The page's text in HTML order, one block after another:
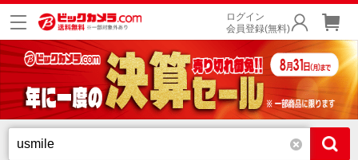
ログイン
会員登録(無料)